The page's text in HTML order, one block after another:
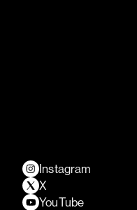
Instagram
X
YouTube